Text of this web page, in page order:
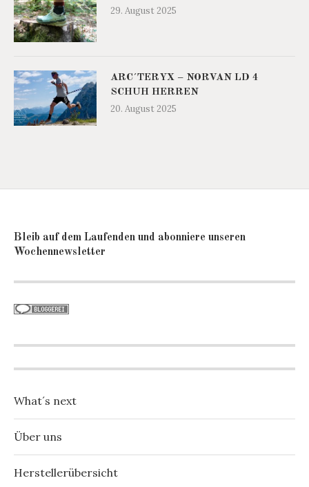
29. August 2025
ARC´TERYX – NORVAN LD 4
SCHUH HERREN
20. August 2025
Bleib auf dem Laufenden und abonniere unseren
Wochennewsletter
What´s next
Über uns
Herstellerübersicht